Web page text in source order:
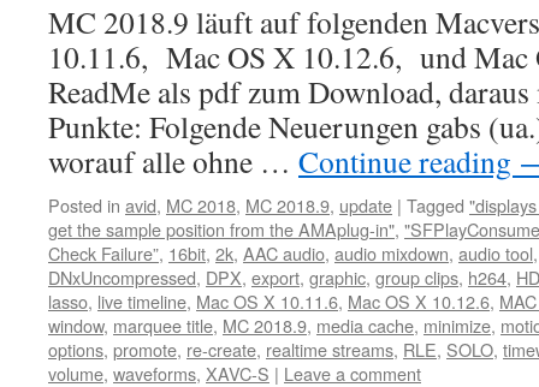
MC 2018.9 läuft auf folgenden
10.11.6, Mac OS X 10.12.6, und Mac
ReadMe als pdf zum Download,
Punkte: Folgende Neuerungen gabs
worauf alle ohne … Continue reading
Posted in avid, MC 2018, MC 2018.9, update | Tagged
get the sample position from the AMAplug-in",
Check Failure”, 16bit, 2k, AAC audio, audio mixdown, audio tool
DNxUncompressed, DPX, export, graphic, group clips, h264, HD
lasso, live timeline, Mac OS X 10.11.6, Mac OS X 10.12.6,
window, marquee title, MC 2018.9, media cache, minimize,
options, promote, re-create, realtime streams, RLE, SOLO,
volume, waveforms, XAVC-S | Leave a comment